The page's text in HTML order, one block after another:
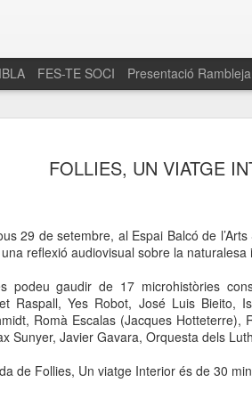
FOLLIES, UN VIATGE
29 de setembre, al Espai Balcó de
reflexió audiovisual sobre la
podeu gaudir de 17 microhistòries
Raspall, Yes Robot, José Luis Bieito,
Romà Escalas (Jacques
Sunyer, Javier Gavara, Orquesta dels
de Follies, Un viatge Interior és de 30
FES-TE SOCI Presentació